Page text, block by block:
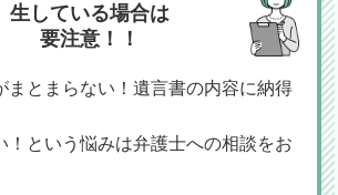
生している場合は
要注意！！
まとまらない！遺言書の内容に納得
！という悩みは弁護士への相談をお